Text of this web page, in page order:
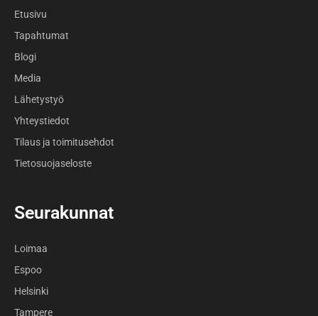
Etusivu
Tapahtumat
Blogi
Media
Lähetystyö
Yhteystiedot
Tilaus ja toimitusehdot
Tietosuojaseloste
Seurakunnat
Loimaa
Espoo
Helsinki
Tampere